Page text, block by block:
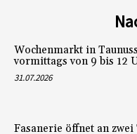
Wochenmarkt in
vormittags von 9 bis 12
31.07.2026
Fasanerie öffnet an